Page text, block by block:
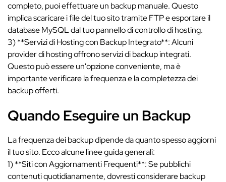
completo, puoi effettuare un backup manuale. Questo
implica scaricare i file del tuo sito tramite FTP e esportare il
database MySQL dal tuo pannello di controllo di hosting.
3) **Servizi di Hosting con Backup Integrato**: Alcuni
provider di hosting offrono servizi di backup integrati.
Questo può essere un'opzione conveniente, ma è
importante verificare la frequenza e la completezza dei
backup offerti.
Quando Eseguire un Backup
La frequenza dei backup dipende da quanto spesso aggiorni
il tuo sito. Ecco alcune linee guida generali:
1) **Siti con Aggiornamenti Frequenti**: Se pubblichi
contenuti quotidianamente, dovresti considerare backup